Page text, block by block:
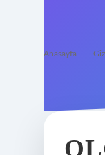
Anasayfa